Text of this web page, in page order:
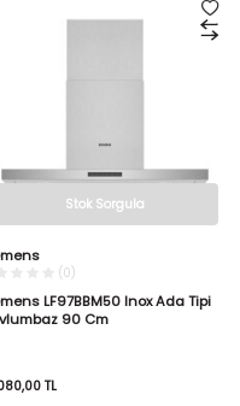
Stok Sorgula
(0)
LF97BBM50 Inox Ada Tipi
90 Cm
TL